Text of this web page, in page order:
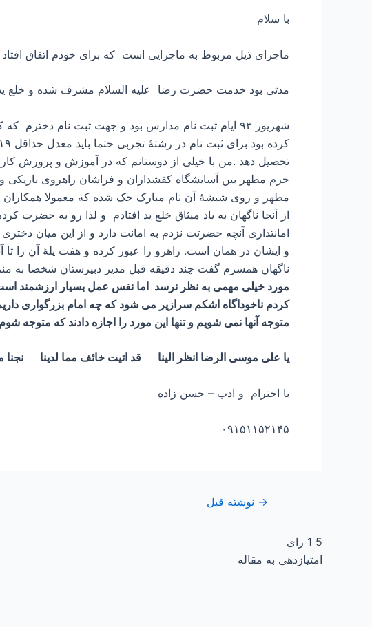
با سلام
ماجرای ذیل مربوط به ماجرایی است که برای خودم اتفاق
مدتی بود خدمت حضرت رضا علیه السلام مشرف شده و خلع ید
تحصیل دهد .من با خیلی از دوستانم که در آموزش و پرورش
حرم مطهر بین آسایشگاه کفشداران و فراشان راهروی باریکی
مطهر و روی شیشۀ آن نام مبارک حک شده که معمولا
از آنجا ناگهان به یاد میثاق خلع ید افتادم و لذا رو به
امانتداری آنچه حضرتت نزدم به امانت دارد و از این میان
و ایشان در همان است. راهرو را عبور کرده و هفت پلۀ آن را تا
ناگهان همسرم گفت چند دقیقه قبل مدیر دبیرستان شخصا به
مورد خیلی مهمی به نظر نرسد اما نفس عمل بسیار ارزشمند
کردم ناخوداگاه اشکم سرازیر می شود که چه امام بزرگواری
متوجه آنها نمی شویم و تنها این مورد را اجازه دادند که متوجه
یا علی موسی الرضا انظر الینا قد اتیت خائف مما لدینا
با احترام و ادب – حسن زاده
۰۹۱۵۱۱۵۲۱۴۵
→ نوشته قبل
5
1 رای
امتیازدهی به مقاله